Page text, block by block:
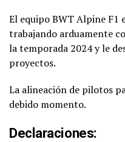
El equipo BWT Alpine F1
trabajando arduamente
la temporada 2024 y le
proyectos.
La alineación de pilotos
debido momento.
Declaraciones: